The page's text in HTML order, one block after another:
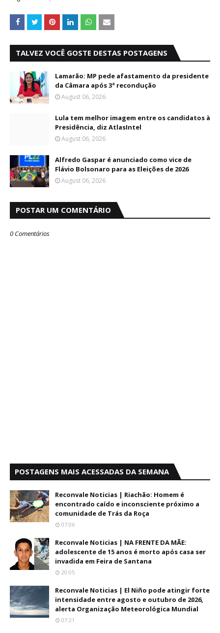
TALVEZ VOCÊ GOSTE DESTAS POSTAGENS
Lamarão: MP pede afastamento da presidente
da Câmara após 3ª recondução
August 06, 2026
Lula tem melhor imagem entre os candidatos à
Presidência, diz AtlasIntel
August 06, 2026
Alfredo Gaspar é anunciado como vice de
Flávio Bolsonaro para as Eleições de 2026
August 06, 2026
POSTAR UM COMENTÁRIO
0 Comentários
POSTAGENS MAIS ACESSADAS DA SEMANA
Reconvale Noticias | Riachão: Homem é
encontrado caído e inconsciente próximo a
comunidade de Trás da Roça
07:06
Reconvale Noticias | NA FRENTE DA MÃE:
adolescente de 15 anos é morto após casa ser
invadida em Feira de Santana
20:05
Reconvale Noticias | El Niño pode atingir forte
intensidade entre agosto e outubro de 2026,
alerta Organização Meteorológica Mundial
07:21